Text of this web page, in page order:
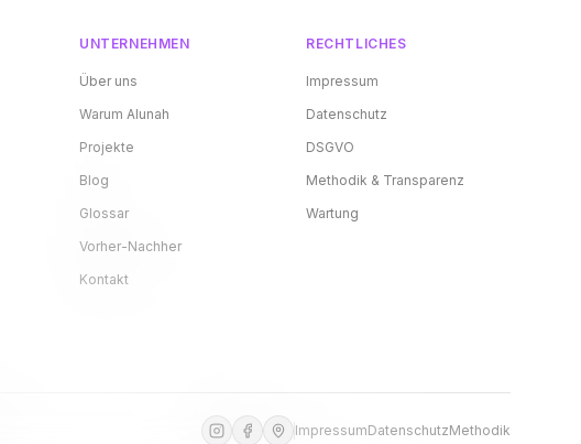
UNTERNEHMEN
Über uns
Warum Alunah
Projekte
Blog
Glossar
Vorher-Nachher
Kontakt
RECHTLICHES
Impressum
Datenschutz
DSGVO
Methodik & Transparenz
Wartung
ImpressumDatenschutzMethodik